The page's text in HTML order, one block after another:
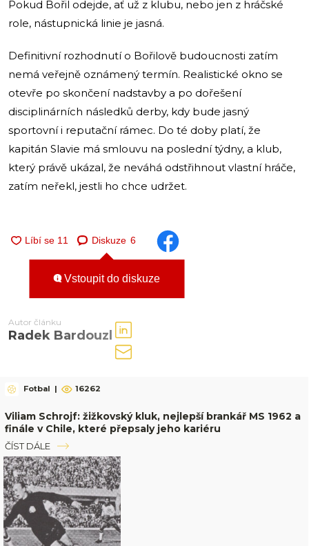
Pokud Bořil odejde, ať už z klubu, nebo jen z hráčské
role, nástupnická linie je jasná.
Definitivní rozhodnutí o Bořilově budoucnosti zatím
nemá veřejně oznámený termín. Realistické okno se
otevře po skončení nadstavby a po dořešení
disciplinárních následků derby, kdy bude jasný
sportovní i reputační rámec. Do té doby platí, že
kapitán Slavie má smlouvu na poslední týdny, a klub,
který právě ukázal, že neváhá odstřihnout vlastní hráče,
zatím neřekl, jestli ho chce udržet.
Diskuze 6
Vstoupit do diskuze
Autor článku
Radek Bardouzl
Fotbal | 16262
Viliam Schrojf: žižkovský kluk, nejlepší brankář MS 1962 a
finále v Chile, které přepsaly jeho kariéru
ČÍST DÁLE